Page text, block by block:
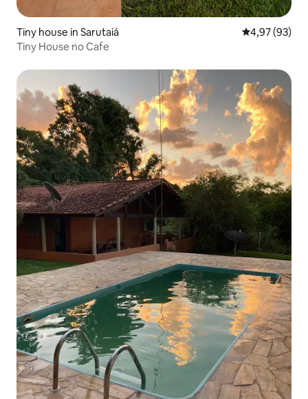
Tiny house in Sarutaiá Gemiddelde
4,97 (93)
Tiny House no Cafe